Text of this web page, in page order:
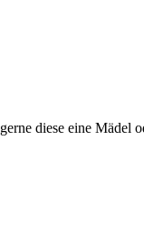
diese eine Mädel